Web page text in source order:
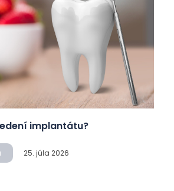
implantátu?
25. júla 2026